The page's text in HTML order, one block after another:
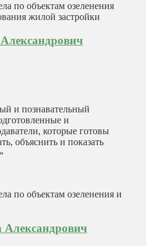
по объектам озеленения
жилой застройки
и познавательный
и
которые готовы
объяснить и показать
по объектам озеленения и